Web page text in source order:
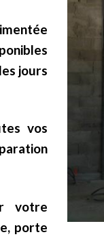
jours
vos
votre
porte